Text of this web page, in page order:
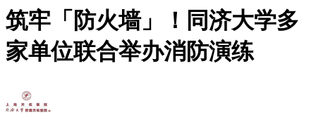
筑牢「防火墙」！同济大学多
家单位联合举办消防演练